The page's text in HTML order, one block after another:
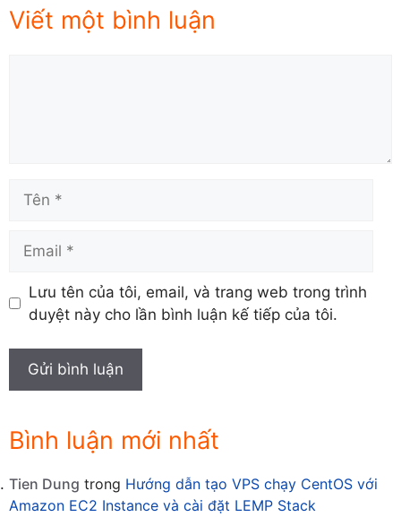
Viết một bình luận
Lưu tên của tôi, email, và trang web trong trình
duyệt này cho lần bình luận kế tiếp của tôi.
Bình luận mới nhất
Tien Dung trong Hướng dẫn tạo VPS chạy CentOS với
Amazon EC2 Instance và cài đặt LEMP Stack